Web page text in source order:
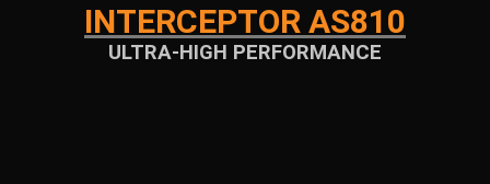
INTERCEPTOR AS810
ULTRA-HIGH PERFORMANCE